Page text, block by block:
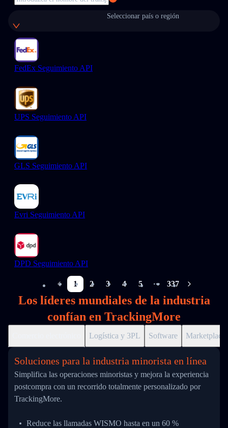
Seleccionar país o región
FedEx Seguimiento API
UPS Seguimiento API
GLS Seguimiento API
Evri Seguimiento API
DPD Seguimiento API
1 2 3 4 5
More pages
337
Los líderes mundiales de la industria
confían en TrackingMore
Logística y 3PL Software Marketplace
Soluciones para la industria minorista en línea
Simplifica las operaciones minoristas y mejora la experiencia
postcompra con un recorrido totalmente personalizado por
TrackingMore.
Reduce las llamadas WISMO hasta en un 60 %